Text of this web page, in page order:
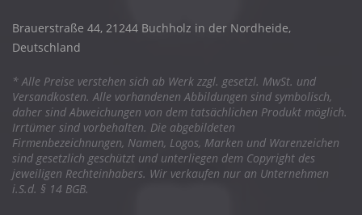
Brauerstraße 44, 21244 Buchholz in der Nordheide,
Deutschland
* Alle Preise verstehen sich ab Werk zzgl. gesetzl. MwSt. und
Versandkosten. Alle vorhandenen Abbildungen sind symbolisch,
daher sind Abweichungen von dem tatsächlichen Produkt möglich.
Irrtümer sind vorbehalten. Die abgebildeten
Firmenbezeichnungen, Namen, Logos, Marken und Warenzeichen
sind gesetzlich geschützt und unterliegen dem Copyright des
jeweiligen Rechteinhabers. Wir verkaufen nur an Unternehmen
i.S.d. § 14 BGB.